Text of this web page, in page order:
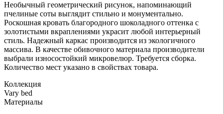
Необычный геометрический рисунок, напоминающий
пчелиные соты выглядит стильно и монументально.
Роскошная кровать благородного шоколадного оттенка с
золотистыми вкраплениями украсит любой интерьерный
стиль. Надежный каркас производится из экологичного
массива. В качестве обивочного материала производители
выбрали износостойкий микровелюр. Требуется сборка.
Количество мест указано в свойствах товара.
Коллекция
Vary bed
Материалы